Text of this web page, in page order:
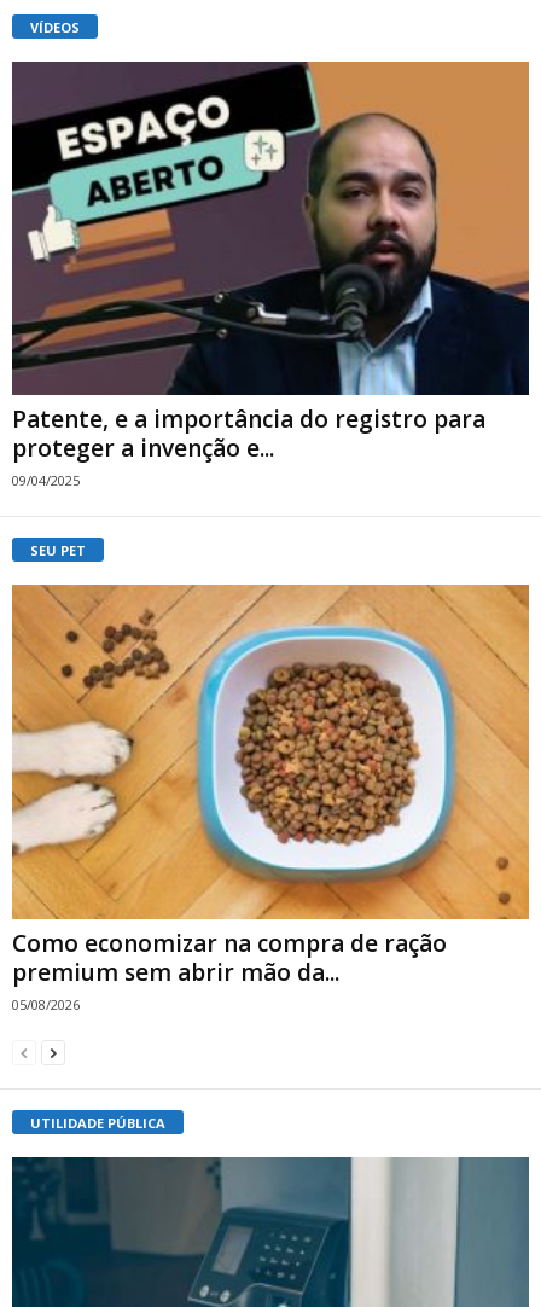
VÍDEOS
Patente, e a importância do registro para
proteger a invenção e...
09/04/2025
SEU PET
Como economizar na compra de ração
premium sem abrir mão da...
05/08/2026
UTILIDADE PÚBLICA